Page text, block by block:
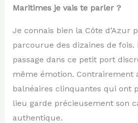
Maritimes je vais te parler ?
Je connais bien la Côte d’Azur
parcourue des dizaines de
passage dans ce petit port
même émotion. Contrairement
balnéaires clinquantes qui ont
lieu garde précieusement son
authentique.